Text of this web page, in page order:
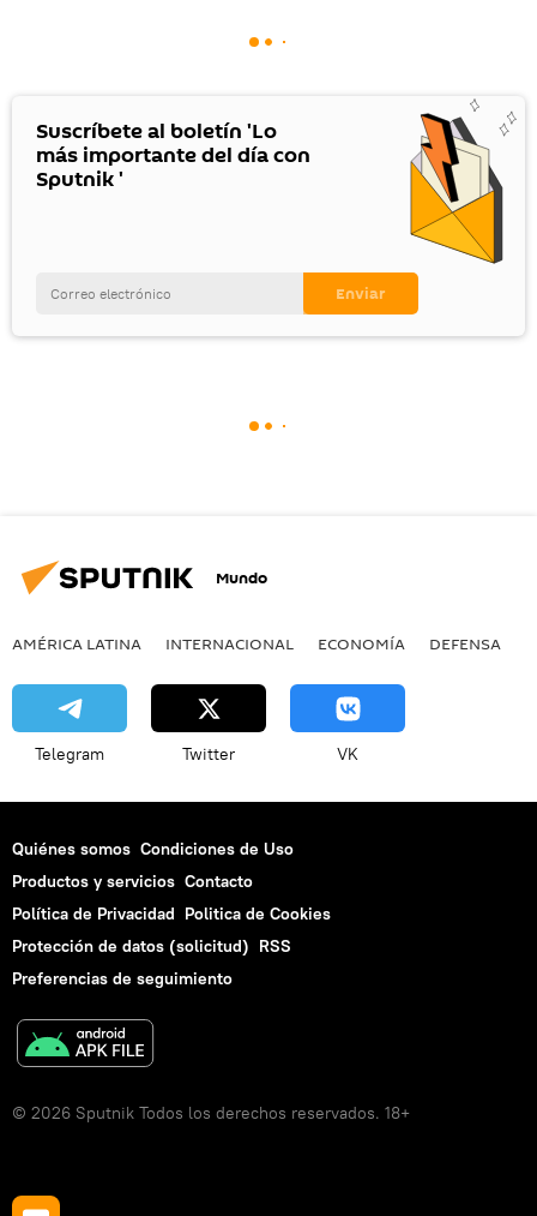
Suscríbete al boletín 'Lo
más importante del día con
Sputnik '
Mundo
AMÉRICA LATINA INTERNACIONAL ECONOMÍA DEFENSA
Telegram Twitter VK
Quiénes somos Condiciones de Uso
Productos y servicios Contacto
Política de Privacidad Politica de Cookies
Protección de datos (solicitud) RSS
Preferencias de seguimiento
© 2026 Sputnik Todos los derechos reservados. 18+